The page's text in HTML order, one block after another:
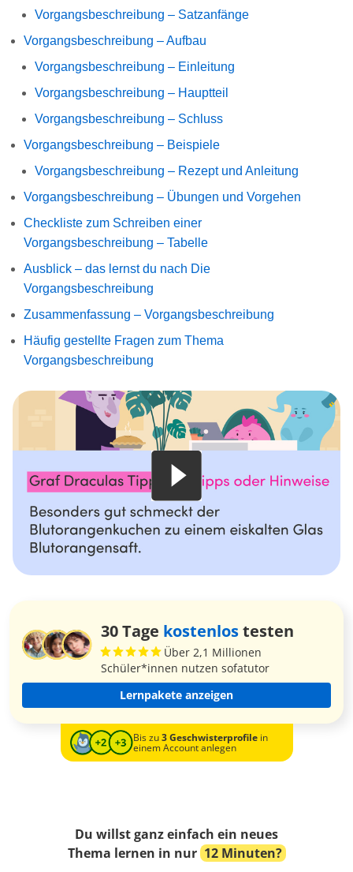
Vorgangsbeschreibung – Satzanfänge
Vorgangsbeschreibung – Aufbau
Vorgangsbeschreibung – Einleitung
Vorgangsbeschreibung – Hauptteil
Vorgangsbeschreibung – Schluss
Vorgangsbeschreibung – Beispiele
Vorgangsbeschreibung – Rezept und Anleitung
Vorgangsbeschreibung – Übungen und Vorgehen
Checkliste zum Schreiben einer
Vorgangsbeschreibung – Tabelle
Ausblick – das lernst du nach Die
Vorgangsbeschreibung
Zusammenfassung – Vorgangsbeschreibung
Häufig gestellte Fragen zum Thema
Vorgangsbeschreibung
30 Tage kostenlostesten
Über 2,1 Millionen
Schüler*innen nutzen sofatutor
Lernpakete anzeigen
Bis zu3 Geschwisterprofilein
einem Account anlegen
Du willst ganz einfach ein neues
Thema lernen in nur 12 Minuten?